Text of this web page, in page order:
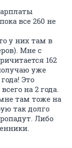
все 260 не
у них там в
Мне с
162
уже
Это
на 2 года.
там тоже на
так долго
Либо